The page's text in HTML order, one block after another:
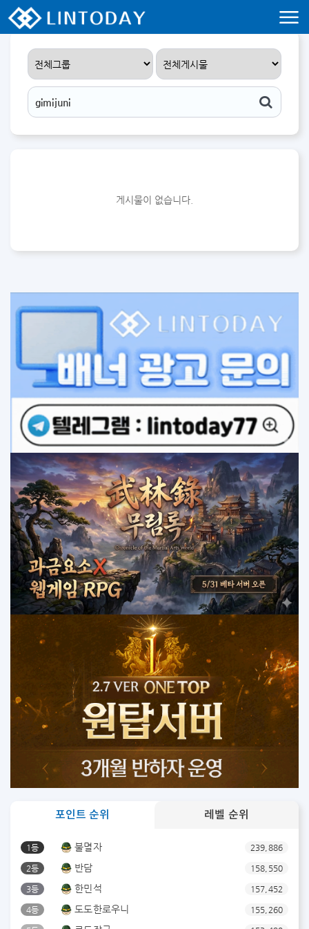
리니지 프리서버 홍보 및 프리서버 홍보 커뮤니티 사이트 린투데이 입니다.
게시물이 없습니다.
포인트 순위 레벨 순위
1등 불멸자 239,886
2등 반담 158,550
3등 한민석 157,452
4등 도도한로우니 155,260